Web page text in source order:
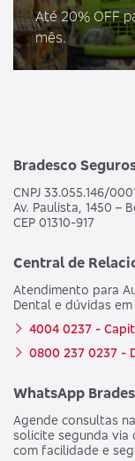
Até 20% OFF
mês.
Bradesco
CNPJ 33.055.146/
Av. Paulista, 1450 –
CEP 01310-917
Central de
Atendimento para
Dental e dúvidas
4004 0237 -
0800 237 0237 -
WhatsApp
Agende consultas
solicite segunda via
com facilidade e